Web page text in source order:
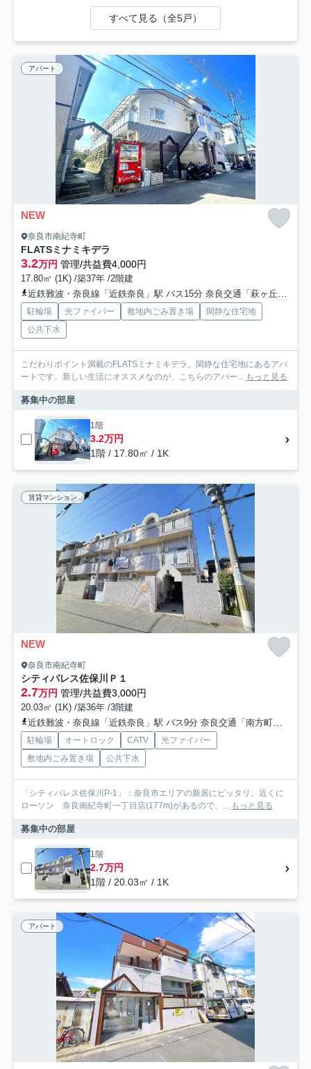
すべて見る（全5戸）
アパート
NEW
奈良市南紀寺町
FLATSミナミキデラ
3.2万円 管理/共益費4,000円
17.80㎡ (1K) /築37年 /2階建
近鉄難波・奈良線「近鉄奈良」駅 バス15分 奈良交通「萩ヶ丘町」 停歩3分
駐輪場 光ファイバー 敷地内ごみ置き場
閑静な住宅地
公共下水
こだわりポイント満載のFLATSミナミキデラ。閑静な住宅地にあるアパ
ートです。新しい生活にオススメなのが、こちらのアパー... もっと見る
募集中の部屋
1階
3.2万円
1階 / 17.80㎡ / 1K
賃貸マンション
NEW
奈良市南紀寺町
シティパレス佐保川Ｐ１
2.7万円 管理/共益費3,000円
20.03㎡ (1K) /築36年 /3階建
近鉄難波・奈良線「近鉄奈良」駅 バス9分 奈良交通「南方町」 停歩4分
駐輪場 オートロック CATV
光ファイバー
敷地内ごみ置き場
公共下水
「シティパレス佐保川P-1」：奈良市エリアの新居にピッタリ。近くに
ローソン 奈良南紀寺町一丁目店(177m)があるので、... もっと見る
募集中の部屋
1階
2.7万円
1階 / 20.03㎡ / 1K
アパート